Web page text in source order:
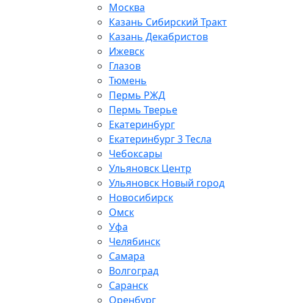
Москва
Казань Сибирский Тракт
Казань Декабристов
Ижевск
Глазов
Тюмень
Пермь РЖД
Пермь Тверье
Екатеринбург
Екатеринбург 3 Тесла
Чебоксары
Ульяновск Центр
Ульяновск Новый город
Новосибирск
Омск
Уфа
Челябинск
Самара
Волгоград
Саранск
Оренбург